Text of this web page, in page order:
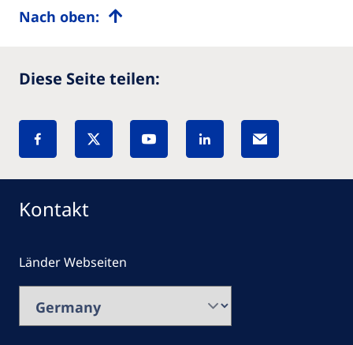
Nach oben:
Diese Seite teilen:
Kontakt
Länder Webseiten